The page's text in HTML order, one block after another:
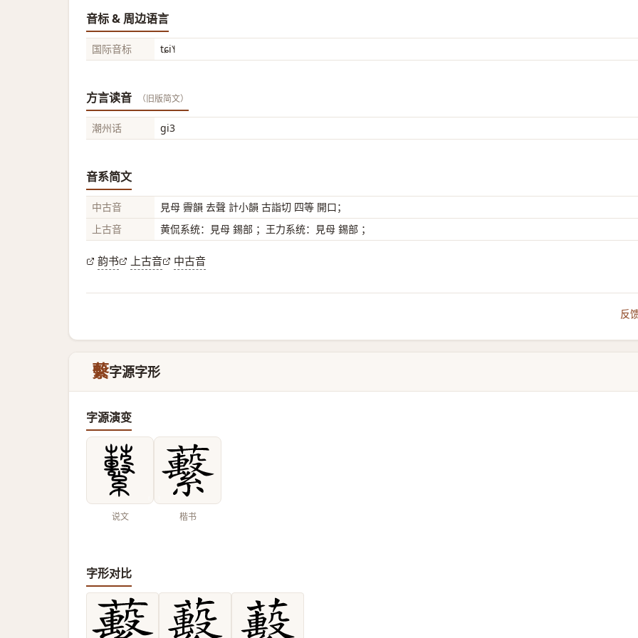
音标 & 周边语言
国际音标 tɕi˥˧
方言读音 （旧版简文）
潮州话 gi3
音系简文
中古音
見母 霽韻 去聲 計小韻 古詣切 四等 開口；
上古音
黄侃系统：見母 錫部 ；王力系统：見母 錫部 ；
韵书 上古音 中古音
反
蘻字源字形
字源演变
说文 楷书
字形对比